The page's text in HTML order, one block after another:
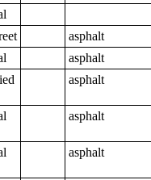
asphalt
asphalt
asphalt
asphalt
asphalt